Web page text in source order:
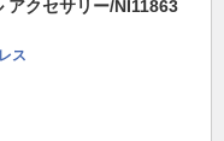
アクセサリー/NI11863
ス